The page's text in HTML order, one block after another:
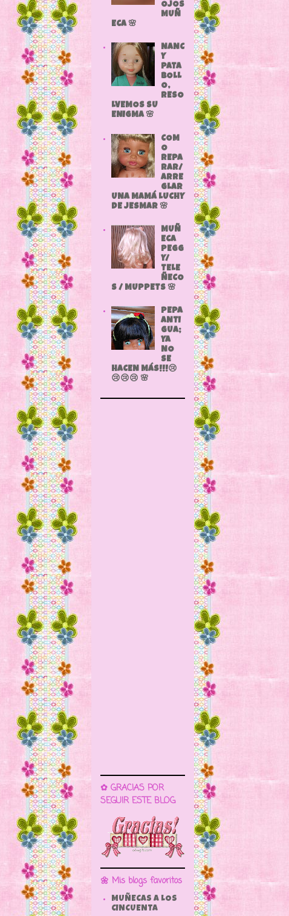
OJOS
MUÑ
ECA 🌸
NANC
Y
PATA
BOLL
O,
RESO
LVEMOS SU
ENIGMA 🌸
COM
O
REPA
RAR/
ARRE
GLAR
UNA MAMÁ LUCHY
DE JESMAR 🌸
MUÑ
ECA
PEGG
Y/
TELE
ÑECO
S / MUPPETS 🌸
PEPA
ANTI
GUA;
YA
NO
SE
HACEN MÁS!!!😢
😢😢😢 🌸
✿ GRACIAS POR
SEGUIR ESTE BLOG
🌼 Mis blogs favoritos
MUÑECAS A LOS
CINCUENTA